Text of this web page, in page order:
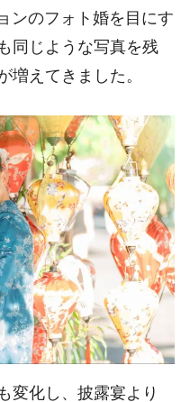
ンのフォト婚を目にす
同じような写真を残
増えてきました。
変化し、披露宴より